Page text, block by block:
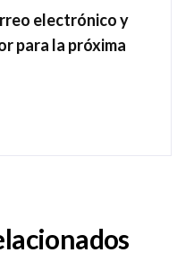
electrónico y
para la próxima